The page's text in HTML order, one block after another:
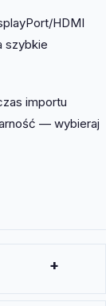
HDMI
szybkie
importu
— wybieraj